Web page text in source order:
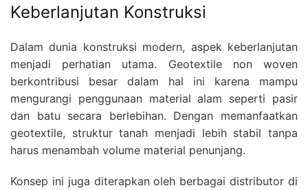
Keberlanjutan Konstruksi
Dalam dunia konstruksi modern, aspek keberlanjutan
menjadi perhatian utama. Geotextile non woven
berkontribusi besar dalam hal ini karena mampu
mengurangi penggunaan material alam seperti pasir
dan batu secara berlebihan. Dengan memanfaatkan
geotextile, struktur tanah menjadi lebih stabil tanpa
harus menambah volume material penunjang.
Konsep ini juga diterapkan oleh berbagai distributor di